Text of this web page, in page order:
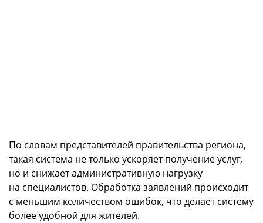
По словам представителей правительства региона,
такая система не только ускоряет получение услуг,
но и снижает административную нагрузку
на специалистов. Обработка заявлений происходит
с меньшим количеством ошибок, что делает систему
более удобной для жителей.